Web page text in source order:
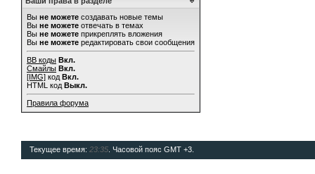
Вы не можете создавать новые темы
Вы не можете отвечать в темах
Вы не можете прикреплять вложения
Вы не можете редактировать свои сообщения
BB коды Вкл.
Смайлы Вкл.
[IMG] код Вкл.
HTML код Выкл.
Правила форума
Текущее время: 23:35 . Часовой пояс GMT +3.